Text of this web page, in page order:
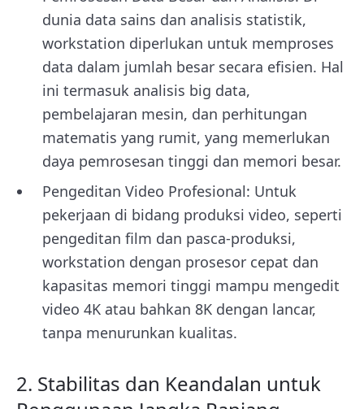
dunia data sains dan analisis statistik,
workstation diperlukan untuk memproses
data dalam jumlah besar secara efisien. Hal
ini termasuk analisis big data,
pembelajaran mesin, dan perhitungan
matematis yang rumit, yang memerlukan
daya pemrosesan tinggi dan memori besar.
Pengeditan Video Profesional: Untuk
pekerjaan di bidang produksi video, seperti
pengeditan film dan pasca-produksi,
workstation dengan prosesor cepat dan
kapasitas memori tinggi mampu mengedit
video 4K atau bahkan 8K dengan lancar,
tanpa menurunkan kualitas.
2. Stabilitas dan Keandalan untuk